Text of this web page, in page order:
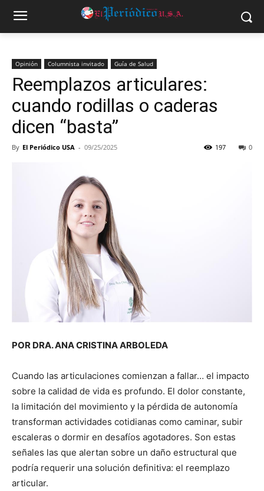
Opinión Columnista invitado Guía de Salud
Reemplazos articulares:
cuando rodillas o caderas
dicen “basta”
By El Periódico USA - 09/25/2025 0
197
POR DRA. ANA CRISTINA ARBOLEDA
Cuando las articulaciones comienzan a fallar… el impacto
sobre la calidad de vida es profundo. El dolor constante,
la limitación del movimiento y la pérdida de autonomía
transforman actividades cotidianas como caminar, subir
escaleras o dormir en desafíos agotadores. Son estas
señales las que alertan sobre un daño estructural que
podría requerir una solución definitiva: el reemplazo
articular.